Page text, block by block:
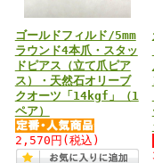
ゴールドフィルド/5mm
ラウンド4本爪・スタッ
ドピアス（立て爪ピア
ス）・天然石オリーブ
クオーツ「14kgf」（1
ペア）
2,570円 (税込)